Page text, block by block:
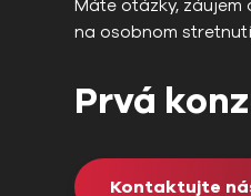
Máte otázky, záujem
na osobnom
Prvá
Kontaktujte